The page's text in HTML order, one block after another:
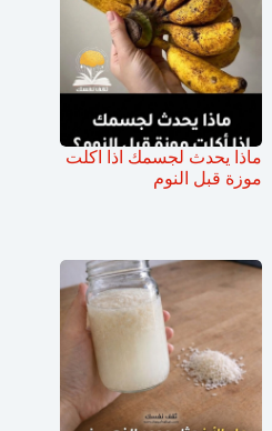
ماذا يحدث لجسمك اذا اكلت
موزة قبل النوم